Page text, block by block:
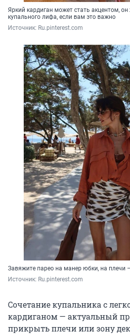
Яркий кардиган может стать акцентом,
купального лифа, если вам это важно
Источник: Ru.pinterest.com
Завяжите парео на манер юбки, на плечи
Источник: Ru.pinterest.com
Сочетание купальника с
кардиганом — актуальный
прикрыть плечи или зону